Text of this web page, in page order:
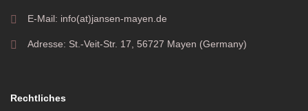
E-Mail: info(at)jansen-mayen.de
Adresse: St.-Veit-Str. 17, 56727 Mayen (Germany)
Rechtliches